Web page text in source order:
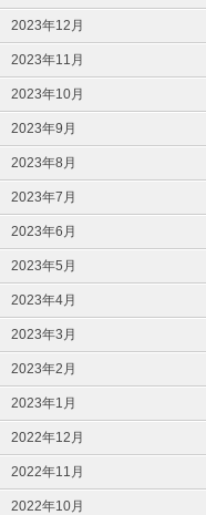
2023年12月
2023年11月
2023年10月
2023年9月
2023年8月
2023年7月
2023年6月
2023年5月
2023年4月
2023年3月
2023年2月
2023年1月
2022年12月
2022年11月
2022年10月